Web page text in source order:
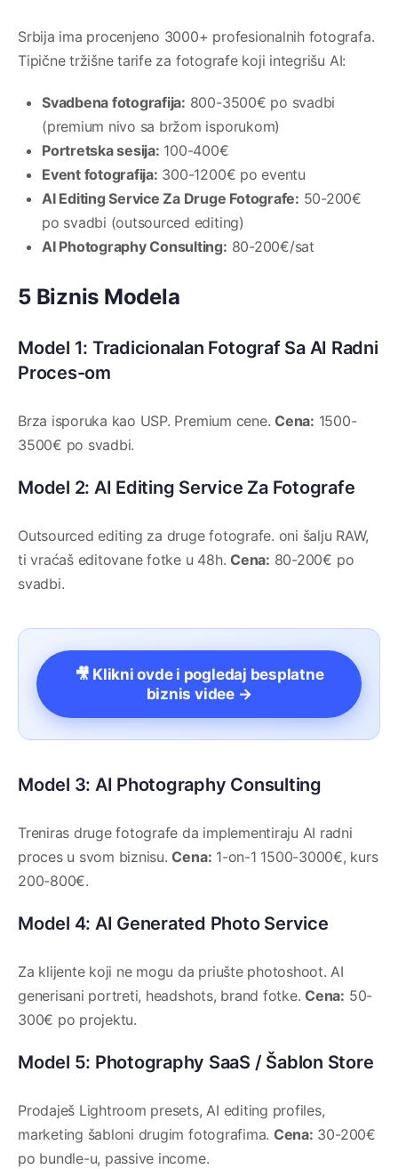
Srbija ima procenjeno 3000+ profesionalnih fotografa.
Tipične tržišne tarife za fotografe koji integrišu AI:
Svadbena fotografija: 800-3500€ po svadbi
(premium nivo sa bržom isporukom)
Portretska sesija: 100-400€
Event fotografija: 300-1200€ po eventu
AI Editing Service Za Druge Fotografe: 50-200€
po svadbi (outsourced editing)
AI Photography Consulting: 80-200€/sat
5 Biznis Modela
Model 1: Tradicionalan Fotograf Sa AI Radni
Proces-om
Brza isporuka kao USP. Premium cene.Cena: 1500-
3500€ po svadbi.
Model 2: AI Editing Service Za Fotografe
Outsourced editing za druge fotografe. oni šalju RAW,
ti vraćaš editovane fotke u 48h.Cena: 80-200€ po
svadbi.
🎥 Klikni ovde i pogledaj besplatne
biznis videe →
Model 3: AI Photography Consulting
Treniras druge fotografe da implementiraju AI radni
proces u svom biznisu.Cena: 1-on-1 1500-3000€, kurs
200-800€.
Model 4: AI Generated Photo Service
Za klijente koji ne mogu da priušte photoshoot. AI
generisani portreti, headshots, brand fotke.Cena: 50-
300€ po projektu.
Model 5: Photography SaaS / Šablon Store
Prodaješ Lightroom presets, AI editing profiles,
marketing šabloni drugim fotografima. Cena: 30-200€
po bundle-u, passive income.